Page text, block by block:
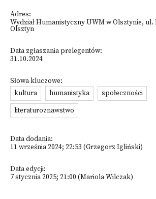
Adres:
Wydział Humanistyczny UWM w Olsztynie, ul.
Olsztyn
Data zgłaszania prelegentów:
31.10.2024
Słowa kluczowe:
kultura
humanistyka
społeczności
literaturoznawstwo
Data dodania:
11 września 2024; 22:53 (Grzegorz Igliński)
Data edycji:
7 stycznia 2025; 21:00 (Mariola Wilczak)